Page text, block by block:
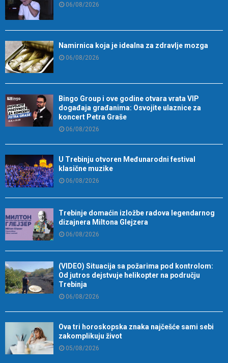
06/08/2026
Namirnica koja je idealna za zdravlje mozga
06/08/2026
Bingo Group i ove godine otvara vrata VIP
događaja građanima: Osvojite ulaznice za
koncert Petra Graše
06/08/2026
U Trebinju otvoren Međunarodni festival
klasične muzike
06/08/2026
Trebinje domaćin izložbe radova legendarnog
dizajnera Miltona Glejzera
06/08/2026
(VIDEO) Situacija sa požarima pod kontrolom:
Od jutros dejstvuje helikopter na području
Trebinja
06/08/2026
Ova tri horoskopska znaka najčešće sami sebi
zakomplikuju život
05/08/2026